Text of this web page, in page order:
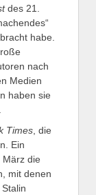
des 21.
habe.
nach
Medien
haben sie
Times, die
Ein
März die
mit denen